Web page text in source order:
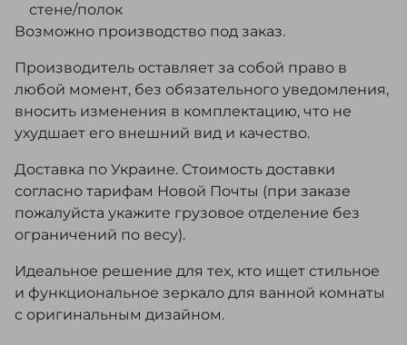
стене/полок
Возможно производство под заказ.
Производитель оставляет за собой право в
любой момент, без обязательного уведомления,
вносить изменения в комплектацию, что не
ухудшает его внешний вид и качество.
Доставка по Украине. Стоимость доставки
согласно тарифам Новой Почты (при заказе
пожалуйста укажите грузовое отделение без
ограничений по весу).
Идеальное решение для тех, кто ищет стильное
и функциональное зеркало для ванной комнаты
с оригинальным дизайном.